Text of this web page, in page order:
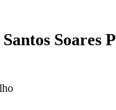
Soares